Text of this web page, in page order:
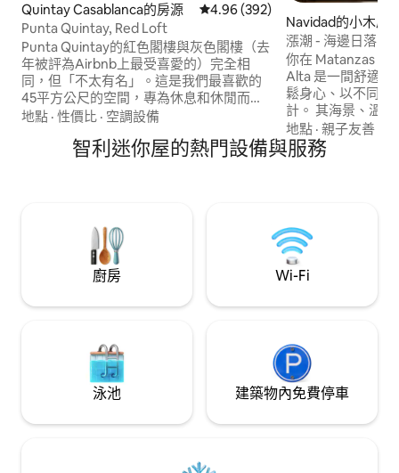
Quintay Casablanca的房源 從 392 則評價中獲得 4.96 的平均
4.96 (392)
Punta Quintay, Red Loft
Punta Quintay的紅色閣樓與灰色閣樓（去
年被評為Airbnb上最受喜愛的）完全相
同，但「不太有名」。這是我們最喜歡的
45平方公尺的空間，專為休息和休閒而設
計。更多隱藏在充滿花朵、岩石和docas的
Grande de Quintay灣的乾淨獨特景觀、
地點 · 性價比 · 空調設備
Navidad的小木屋
漲潮 - 海邊日落
你在 Matanzas 海邊
Alta 是一間舒適的
鬆身心、以不同的
計。 其海景、溫馨的氛圍和可供使用的屋
頂，讓人想要欣賞
音，並享受令人
閒醒來、看著太陽
地點 ·親子友善
智利迷你屋的熱門設備與服務
廚房 Wi-Fi
泳池 建築物內免費停車